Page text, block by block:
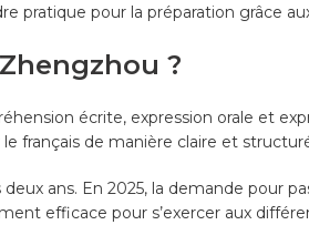
pour la préparation grâce
?
écrite, expression orale et
français de manière claire et
deux ans. En 2025, la demande
efficace pour s’exercer aux